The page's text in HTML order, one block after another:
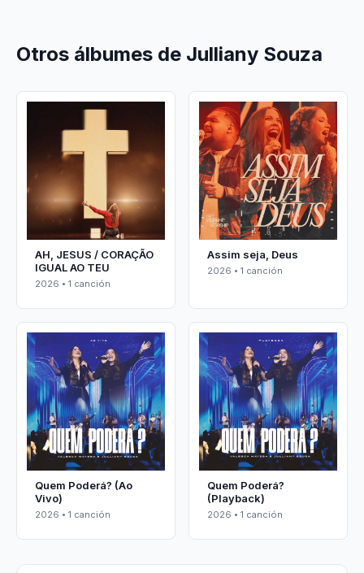
Otros álbumes de Julliany Souza
AH, JESUS / CORAÇÃO
IGUAL AO TEU
2026 • 1 canción
Assim seja, Deus
2026 • 1 canción
Quem Poderá? (Ao
Vivo)
2026 • 1 canción
Quem Poderá?
(Playback)
2026 • 1 canción